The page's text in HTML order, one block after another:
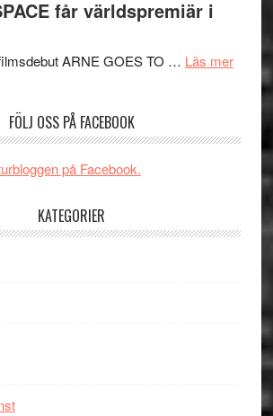
Jackie
i
Vem
styra
tv-
Svärtan
människans
unga
får världspremiär i
ARNE GOES TO … Läs merom
ARNE
får
FÖLJ OSS PÅ FACEBOOK
på Facebook.
KATEGORIER